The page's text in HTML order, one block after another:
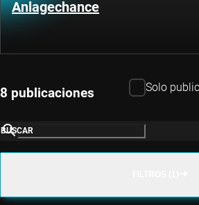
Anlagechance
8 publicaciones Solo
BUSCAR